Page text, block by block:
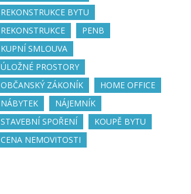
REKONSTRUKCE BYTU
REKONSTRUKCE
PENB
KUPNÍ SMLOUVA
ÚLOŽNÉ PROSTORY
OBČANSKÝ ZÁKONÍK
HOME OFFICE
NÁBYTEK
NÁJEMNÍK
STAVEBNÍ SPOŘENÍ
KOUPĚ BYTU
CENA NEMOVITOSTI